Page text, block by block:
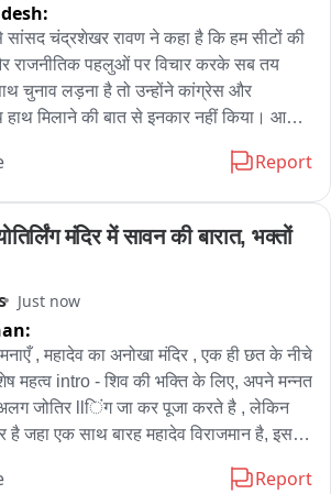
खड़े कर दिए हैं।
ने सबसे बड़ी वारदात ओमदास वैष्णव के घर में
चांदी, 13 तोला सोना, 60 हजार रुपए नकद
महत्वपूर्ण दस्तावेज चोरी कर लिए। अन्य चार घरों
राजपुरोहित ने पुलिस को अवगत कराया।
निरीक्षण कर साक्ष्य जुटाए।
हुई चोरी से ग्रामीणों में भय का माहौल है। ग्रामीणों
की गिरफ्तारी, रात्रिकालीन गश्त बढ़ाने
और अधिक सुदृढ़ करने की मांग की है।
चोरों की तलाश शुरू कर दी है तथा विभिन्न
है।
सांसद चंद्रशेखर रावण ने कहा है कि हम सीटों की
राजनीतिक पहलुओं पर विचार करके सब तय
चुनाव लड़ना है तो उन्होंने कांग्रेस और
हाथ मिलाने की बात से इनकार नहीं किया। आज़ाद
Report
मंदिर में सावन की बारात, भक्तों
Just now
, महादेव का अनोखा मंदिर , एक ही छत के नीचे
महत्व intro - शिव की भक्ति के लिए, अपने मन्नत
जोतिर llिंग जा कर पूजा करते है , लेकिन
है जहा एक साथ बारह महादेव विराजमान है, इस
अपने अपने मन्नत के अनुसार जोतिरRlिंग की Report